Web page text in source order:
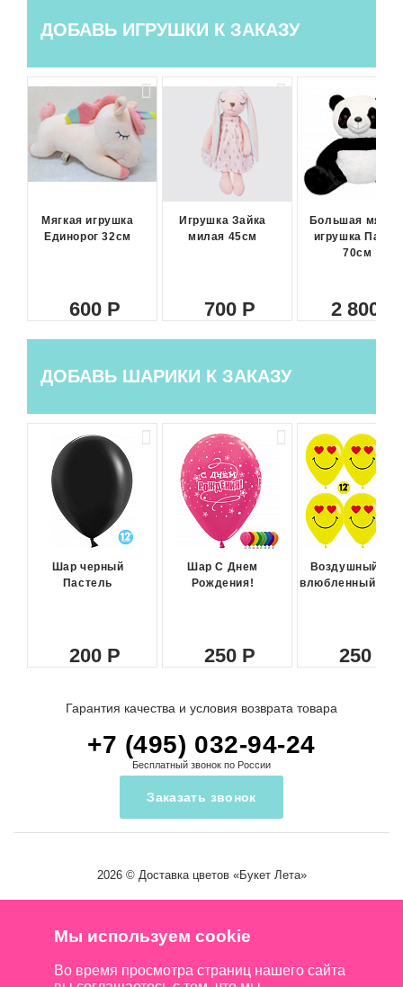
ДОБАВЬ ИГРУШКИ К ЗАКАЗУ
Мягкая игрушка
Единорог 32см
600
Игрушка Зайка
милая 45см
700
Большая
игрушка Панда
70см
2 800
ДОБАВЬ ШАРИКИ К ЗАКАЗУ
Шар черный
Пастель
200
Шар С Днем
Рождения!
250
Воздушный
влюбленный
250
Гарантия качества и условия возврата товара
+7 (495) 032-94-24
Бесплатный звонок по России
Заказать звонок
2026 © Доставка цветов«Букет Лета»
Мы используем cookie
Во время просмотра страниц нашего сайта